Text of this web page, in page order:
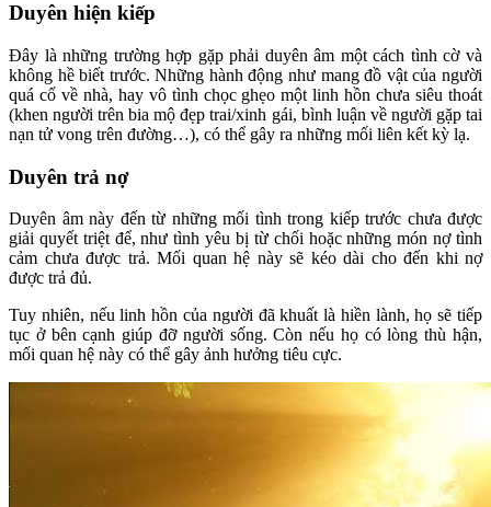
Duyên hiện kiếp
Đây là những trường hợp gặp phải duyên âm một cách tình cờ và
không hề biết trước. Những hành động như mang đồ vật của người
quá cố về nhà, hay vô tình chọc ghẹo một linh hồn chưa siêu thoát
(khen người trên bia mộ đẹp trai/xinh gái, bình luận về người gặp tai
nạn tử vong trên đường…), có thể gây ra những mối liên kết kỳ lạ.
Duyên trả nợ
Duyên âm này đến từ những mối tình trong kiếp trước chưa được
giải quyết triệt để, như tình yêu bị từ chối hoặc những món nợ tình
cảm chưa được trả. Mối quan hệ này sẽ kéo dài cho đến khi nợ
được trả đủ.
Tuy nhiên, nếu linh hồn của người đã khuất là hiền lành, họ sẽ tiếp
tục ở bên cạnh giúp đỡ người sống. Còn nếu họ có lòng thù hận,
mối quan hệ này có thể gây ảnh hưởng tiêu cực.